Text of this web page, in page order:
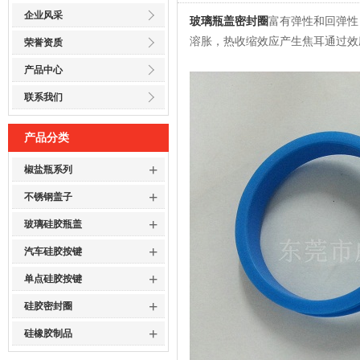
企业风采
荣誉资质
产品中心
联系我们
产品分类
椒盐瓶系列 +
不锈钢盖子 +
玻璃硅胶瓶盖 +
汽车硅胶按键 +
单点硅胶按键 +
硅胶密封圈 +
硅橡胶制品 +
玻璃瓶盖密封圈富有弹性和回弹
溶胀，热收缩效应产生焦耳通过